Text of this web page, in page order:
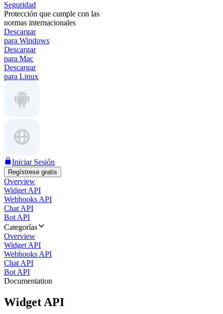
Seguridad
Protección que cumple con las
normas internacionales
Descargar
para Windows
Descargar
para Mac
Descargar
para Linux
Iniciar Sesión
Regístrese gratis
Overview
Widget API
Webhooks API
Chat API
Bot API
Categorías
Overview
Widget API
Webhooks API
Chat API
Bot API
Documentation
Widget API